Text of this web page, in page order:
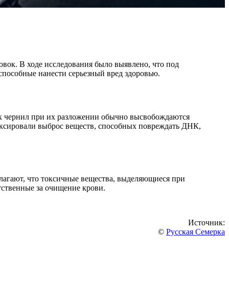
В ходе исследования было выявлено, что под
нанести серьезный вред здоровью.
чернил при их разложении обычно высвобождаются
выброс веществ, способных повреждать ДНК,
что токсичные вещества, выделяющиеся при
за очищение крови.
Источник:
© Русская Семерка